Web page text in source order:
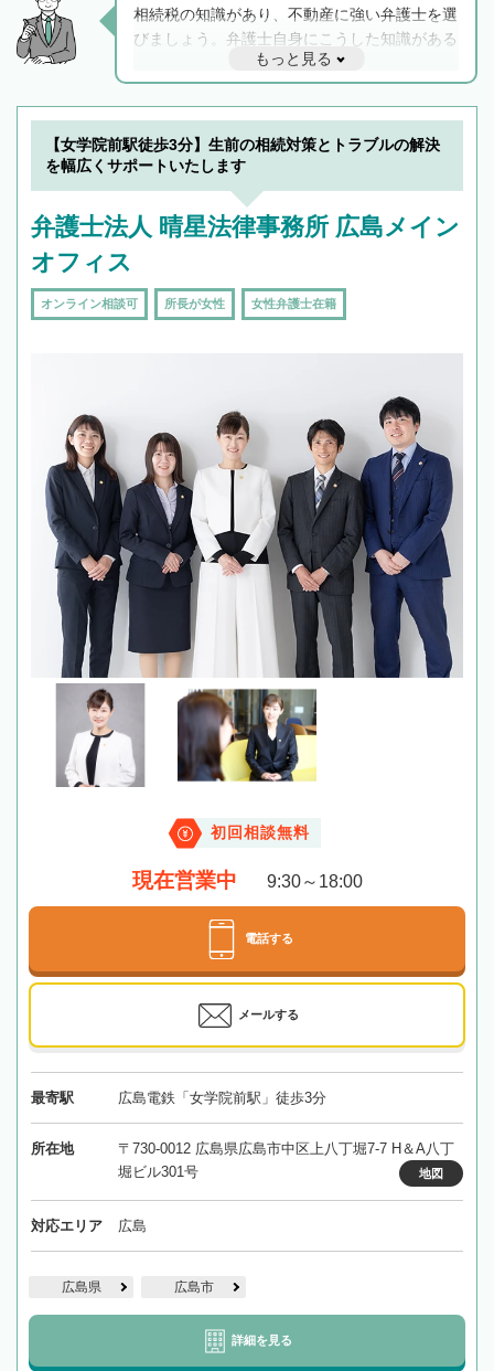
相続税の知識があり、不動産に強い弁護士を選
びましょう。弁護士自身にこうした知識がある
と他士業との連携もスムーズに進み、トラブル
解決のみならず相続をトータルで任せることが
できます。また、相続は感情がからむ分野なの
でフィーリングも重要です。実際に電話や面談
で複数の弁護士と会話をしてウマが合う方に依
もっと見る
【女学院前駅徒歩3分】生前の相続対策とトラブルの解決
を幅広くサポートいたします
弁護士法人 晴星法律事務所 広島メイン
オフィス
オンライン相談可 所長が女性 女性弁護士在籍
初回相談無料
現在営業中 9:30～18:00
電話する
メールする
最寄駅 広島電鉄「女学院前駅」徒歩3分
所在地
〒730-0012 広島県広島市中区上八丁堀7-7 H＆A八丁
堀ビル301号
地図
対応エリア 広島
広島県 広島市
詳細を見る